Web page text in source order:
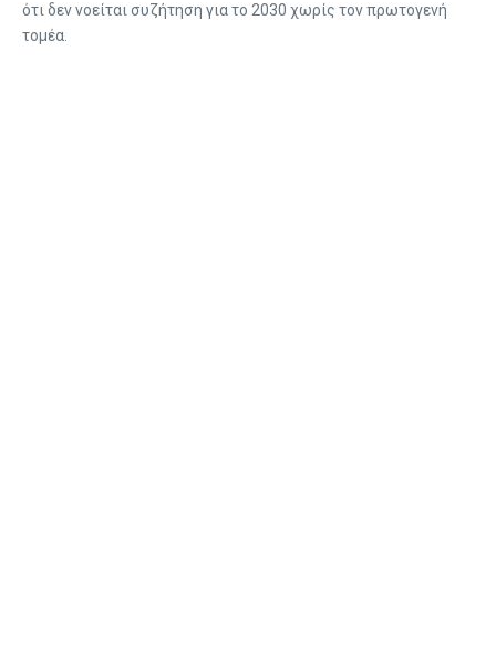
ότι δεν νοείται συζήτηση για το 2030 χωρίς τον πρωτογενή
τομέα.